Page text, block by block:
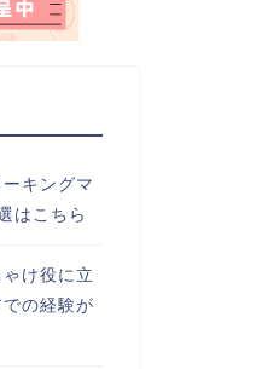
キングマ
はこちら
け役に立
の経験が